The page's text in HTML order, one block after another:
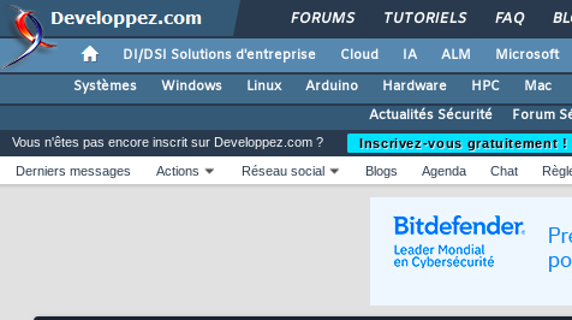
FORUMS TUTORIELS FAQ
DI/DSI Solutions d'entreprise Cloud IA ALM Microsoft
Systèmes
Windows Linux Arduino Hardware HPC Mac
Actualités Sécurité
Forum
Vous n'êtes pas encore inscrit sur Developpez.com ?
Inscrivez-vous gratuitement !
Derniers messages
Actions Réseau social Blogs Agenda Chat